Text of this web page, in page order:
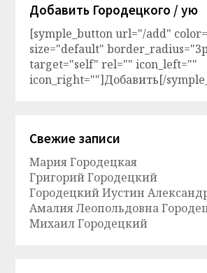
Добавить Городецкого / ую
[symple_button url="/add"
size="default"
target="self" rel="" icon_left=""
icon_right=""]Добавить[/
Свежие записи
Мария Городецкая
Григорий Городецкий
Городецкий Иустин
Амалия Леопольдовна
Михаил Городецкий